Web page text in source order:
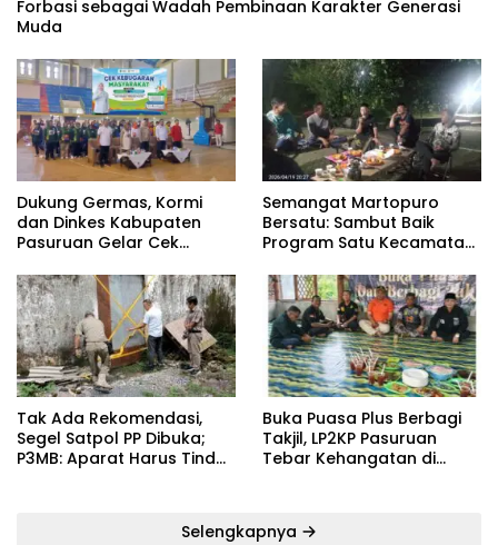
Forbasi sebagai Wadah Pembinaan Karakter Generasi
Muda
Dukung Germas, Kormi
dan Dinkes Kabupaten
Pasuruan Gelar Cek
Semangat Martopuro
Bersatu: Sambut Baik
Program Satu Kecamatan
Kebangkitan Persekabpas
‎Tak Ada Rekomendasi,
Segel Satpol PP Dibuka;
P3MB: Aparat Harus Tindak
‎Buka Puasa Plus Berbagi
Takjil, LP2KP Pasuruan
Tebar Kehangatan di
Selengkapnya